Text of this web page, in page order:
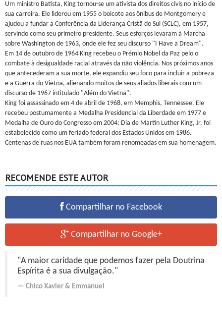
Um ministro Batista, King tornou-se um ativista dos direitos civis no início de
sua carreira. Ele liderou em 1955 o boicote aos ônibus de Montgomery e
ajudou a fundar a Conferência da Liderança Cristã do Sul (SCLC), em 1957,
servindo como seu primeiro presidente. Seus esforços levaram à Marcha
sobre Washington de 1963, onde ele fez seu discurso "I Have a Dream".
Em 14 de outubro de 1964 King recebeu o Prémio Nobel da Paz pelo o
combate à desigualdade racial através da não violência. Nos próximos anos
que antecederam a sua morte, ele expandiu seu foco para incluir a pobreza
e a Guerra do Vietnã, alienando muitos de seus aliados liberais com um
discurso de 1967 intitulado "Além do Vietnã".
King foi assassinado em 4 de abril de 1968, em Memphis, Tennessee. Ele
recebeu postumamente a Medalha Presidencial da Liberdade em 1977 e
Medalha de Ouro do Congresso em 2004; Dia de Martin Luther King, Jr. foi
estabelecido como um feriado federal dos Estados Unidos em 1986.
Centenas de ruas nos EUA também foram renomeadas em sua homenagem.
RECOMENDE ESTE AUTOR
Compartilhar no Facebook
Compartilhar no Google+
"A maior caridade que podemos fazer pela Doutrina
Espírita é a sua divulgação."
Chico Xavier & Emmanuel